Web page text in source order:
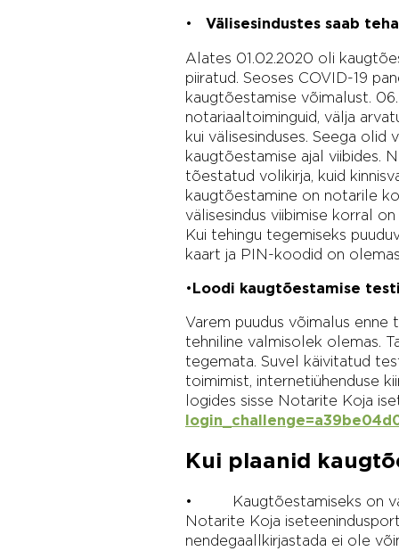
• Välisesindustes saab
Alates 01.02.2020 oli
piiratud. Seoses COVID-19
kaugtõestamise võimalust.
notariaaltoiminguid, välja
kui välisesinduses. Seega olid
kaugtõestamise ajal viibides.
tõestatud volikirja, kuid
kaugtõestamine on notarile
välisesindus viibimise korral
Kui tehingu tegemiseks
kaart ja PIN-koodid on
•Loodi kaugtõestamise
Varem puudus võimalus enne
tehniline valmisolek olemas.
tegemata. Suvel käivitatud
toimimist, internetiühenduse
logides sisse Notarite Koja
Kui plaanid
• Kaugtõestamiseks on
Notarite Koja
nendega allkirjastada ei ole